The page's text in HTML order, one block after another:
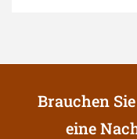
Brauchen
eine